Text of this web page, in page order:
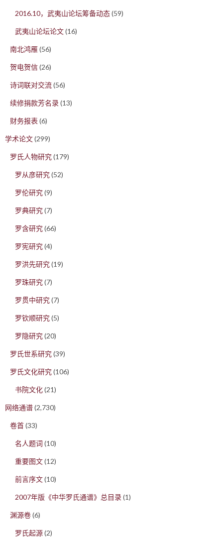
2016.10，武夷山论坛筹备动态(59)
武夷山论坛论文(16)
南北鸿雁(56)
贺电贺信(26)
诗词联对交流(56)
续修捐款芳名录(13)
财务报表 (6)
学术论文(299)
罗氏人物研究(179)
罗从彦研究(52)
罗伦研究(9)
罗典研究(7)
罗含研究(66)
罗宪研究(4)
罗洪先研究(19)
罗珠研究(7)
罗贯中研究(7)
罗钦顺研究(5)
罗隐研究(20)
罗氏世系研究(39)
罗氏文化研究(106)
书院文化(21)
网络通谱(2,730)
卷首(33)
名人题词 (10)
重要图文(12)
前言序文(10)
2007年版《中华罗氏通谱》总目录(1)
渊源卷(6)
罗氏起源(2)